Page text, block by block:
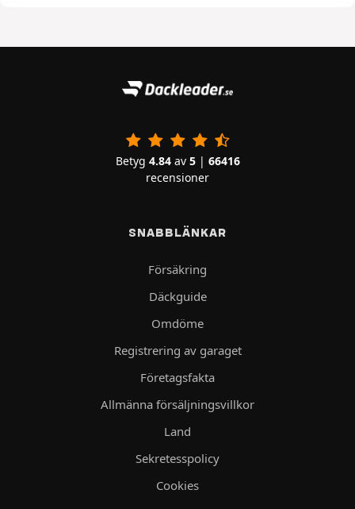
Betyg 4.84av 5| 66416
recensioner
SNABBLÄNKAR
Försäkring
Däckguide
Omdöme
Registrering av garaget
Företagsfakta
Allmänna försäljningsvillkor
Land
Sekretesspolicy
Cookies